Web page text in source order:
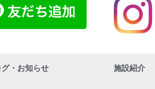
グ・お知らせ 施設紹介